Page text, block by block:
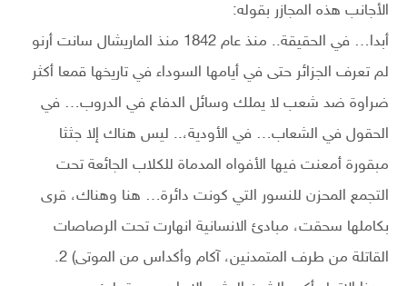
الأجانب هذه المجازر بقوله:
أبدا… في الحقيقة.. منذ عام 1842 منذ الماريشال سانت أرنو
لم تعرف الجزائر حتى في أيامها السوداء في تاريخها قمعا أكثر
ضراوة ضد شعب لا يملك وسائل الدفاع في الدروب… في
الحقول في الشعاب… في الأودية،.. ليس هناك إلا جثثا
مبقورة أمعنت فيها الأفواه المدماة للكلاب الجائعة تحت
التجمع المحزن للنسور التي كونت دائرة… هنا وهناك، قرى
بكاملها سحقت، مبادئ الانسانية انهارت تحت الرصاصات
القاتلة من طرف المتمدنين، آكام وأكداس من الموتى) 2.